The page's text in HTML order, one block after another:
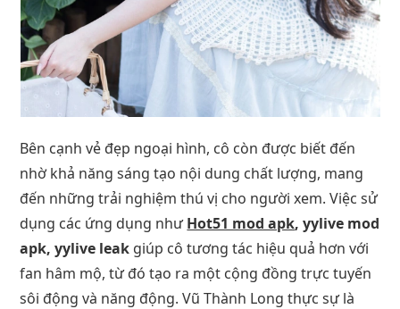
Bên cạnh vẻ đẹp ngoại hình, cô còn được biết đến
nhờ khả năng sáng tạo nội dung chất lượng, mang
đến những trải nghiệm thú vị cho người xem. Việc sử
dụng các ứng dụng nhưHot51 mod apk, yylive mod
apk, yylive leak giúp cô tương tác hiệu quả hơn với
fan hâm mộ, từ đó tạo ra một cộng đồng trực tuyến
sôi động và năng động. Vũ Thành Long thực sự là